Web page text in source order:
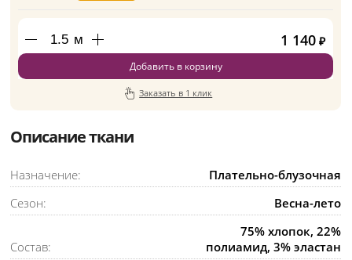
м 1 140 ₽
Добавить в корзину
Заказать в 1 клик
Описание ткани
Назначение:
Плательно-блузочная
Сезон:
Весна-лето
Состав:
75% хлопок, 22%
полиамид, 3% эластан